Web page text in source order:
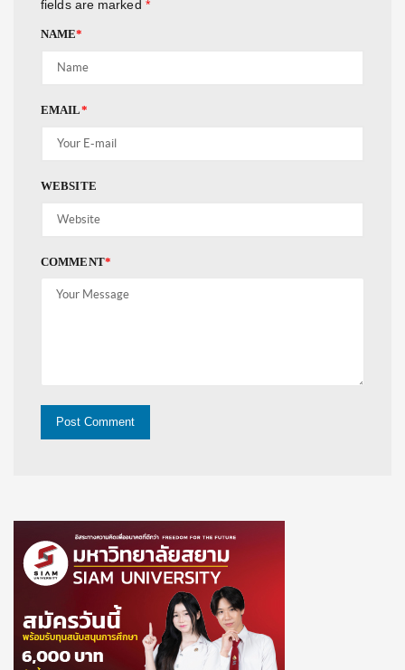
fields are marked *
NAME*
EMAIL*
WEBSITE
COMMENT*